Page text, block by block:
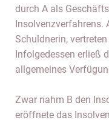
durch A als
Insolvenzverfahrens.
Schuldnerin,
Infolgedessen erließ
allgemeines
Zwar nahm B den
eröffnete das